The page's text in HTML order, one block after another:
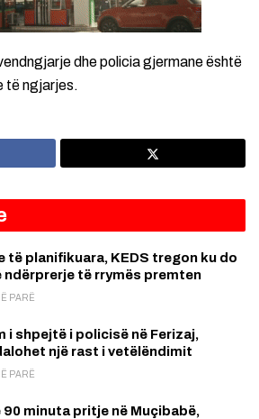
dhe policia gjermane është
të ngjarjes.
të planifikuara, KEDS tregon ku do
ndërprerje të rrymës premten
PARË
i shpejtë i policisë në Ferizaj,
një rast i vetëlëndimit
PARË
90 minuta pritje në Muçibabë,